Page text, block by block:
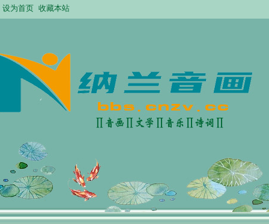
设为首页 收藏本站